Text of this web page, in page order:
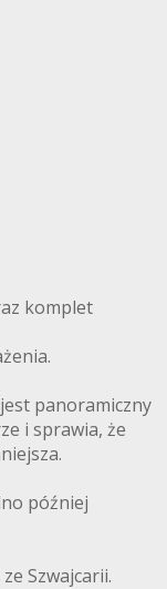
komplet
panoramiczny
i sprawia, że
później
Szwajcarii.